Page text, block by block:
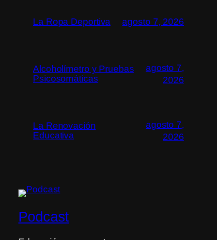
La Ropa Deportiva agosto 7, 2026
Alcoholímetro y Pruebas
Psicosomáticas
agosto 7,
2026
La Renovación
Educativa
agosto 7,
2026
Podcast